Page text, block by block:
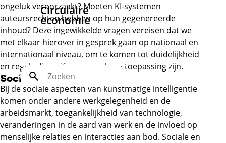
Circulaire
economie
Inspiratierapport
Circulaire
economie
Zoek
ongeluk veroorzaakt? Moeten KI-systemen
auteursrechten hebben op hun gegenereerde
inhoud? Deze ingewikkelde vragen vereisen dat we
met elkaar hierover in gesprek gaan op nationaal en
internationaal niveau, om te komen tot duidelijkheid
en regels die uniform overal van toepassing zijn.
Sociale aspecten
Bij de sociale aspecten van kunstmatige intelligentie
komen onder andere werkgelegenheid en de
arbeidsmarkt, toegankelijkheid van technologie,
veranderingen in de aard van werk en de invloed op
menselijke relaties en interacties aan bod. Sociale en